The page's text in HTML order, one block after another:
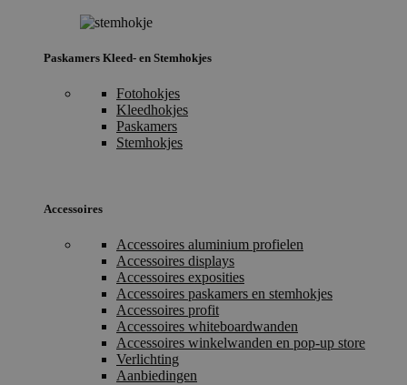
Paskamers Kleed- en Stemhokjes
Fotohokjes
Kleedhokjes
Paskamers
Stemhokjes
Accessoires
Accessoires aluminium profielen
Accessoires displays
Accessoires exposities
Accessoires paskamers en stemhokjes
Accessoires profit
Accessoires whiteboardwanden
Accessoires winkelwanden en pop-up store
Verlichting
Aanbiedingen